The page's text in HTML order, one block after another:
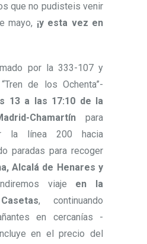
que no pudisteis venir
mayo, ¡y esta vez en
por la 333-107 y
de los Ochenta”-
13 a las 17:10 de la
Chamartínpara
la línea 200 hacia
paradas para recoger
Alcalá de Henares y
viaje en la
, continuando
en cercanías -
en el precio del